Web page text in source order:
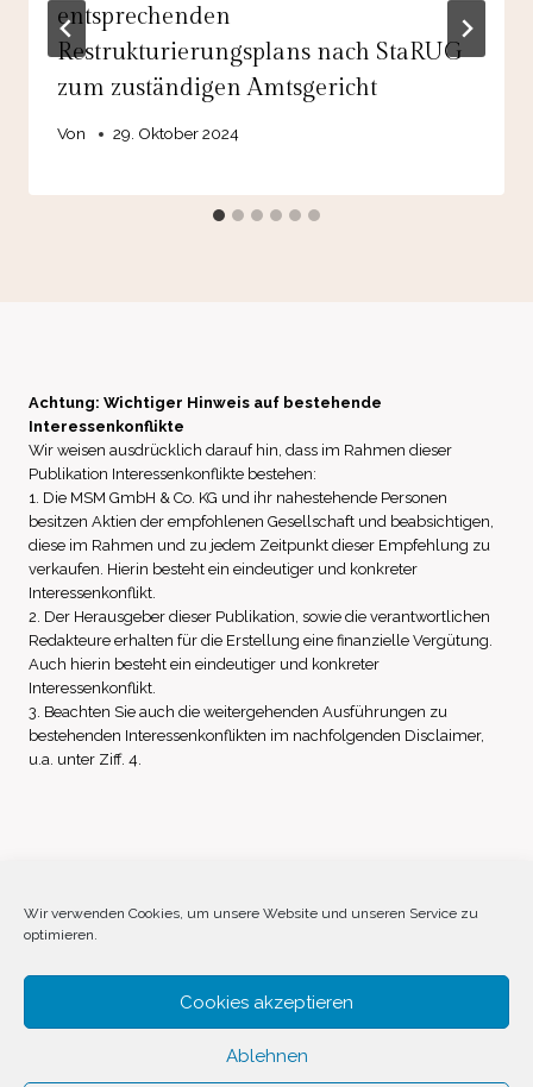
Wir verwenden Cookies, um unsere Website und unseren Service zu
optimieren.
Cookies akzeptieren
Ablehnen
entsprechenden
Restrukturierungsplans nach StaRUG
zum zuständigen Amtsgericht
Von 29. Oktober 2024
Achtung: Wichtiger Hinweis auf bestehende
Interessenkonflikte
Wir weisen ausdrücklich darauf hin, dass im Rahmen dieser
Publikation Interessenkonflikte bestehen:
1. Die MSM GmbH & Co. KG und ihr nahestehende Personen
besitzen Aktien der empfohlenen Gesellschaft und beabsichtigen,
diese im Rahmen und zu jedem Zeitpunkt dieser Empfehlung zu
verkaufen. Hierin besteht ein eindeutiger und konkreter
Interessenkonflikt.
2. Der Herausgeber dieser Publikation, sowie die verantwortlichen
Redakteure erhalten für die Erstellung eine finanzielle Vergütung.
Auch hierin besteht ein eindeutiger und konkreter
Interessenkonflikt.
3. Beachten Sie auch die weitergehenden Ausführungen zu
bestehenden Interessenkonflikten im nachfolgenden Disclaimer,
u.a. unter Ziff. 4.
Impressum Datenschutz
Disclaimer